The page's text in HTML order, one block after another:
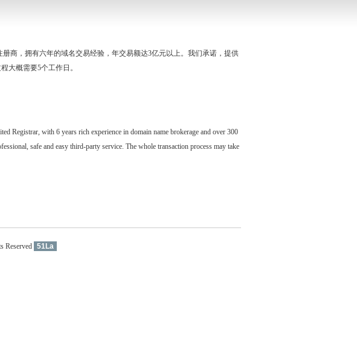
商，拥有六年的域名交易经验，年交易额达3亿元以上。我们承诺，提供
大概需要5个工作日。
Registrar, with 6 years rich experience in domain name brokerage and over 300
safe and easy third-party service. The whole transaction process may take
Reserved 51La